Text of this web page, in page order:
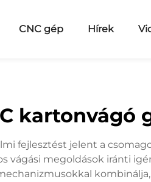
CNC gép Hírek
kartonvágó
fejlesztést jelent a
vágási megoldások iránti